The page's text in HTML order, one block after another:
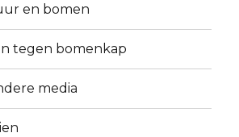
en bomen
tegen bomenkap
media